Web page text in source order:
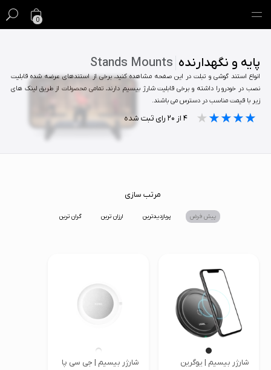
0
گیفت کارت
فروش ویژه
اپل واچ
صدا و تصویر
قیمت روز
محصولات کارکرده
تماس با ما
پایه و نگهدارنده Stands Mounts
انواع استند گوشی و تبلت در این صفحه مشاهده کنید، برخی از استندهای عرضه شده قابلیت
نصب در خودرو را داشته و برخی قابلیت شارژ بیسیم دارند، تمامی محصولات از طریق لینک های
زیر با قیمت مناسب در دسترس می باشند.
★★★★★
★★★★★
★★★★★ ۴ از ۲۰ رای ثبت شده
مرتب سازی
پیش فرض پربازدیدترین ارزان ترین گران ترین
شارژر بیسیم | یوگرین
شارژر بیسیم | جی سی پال